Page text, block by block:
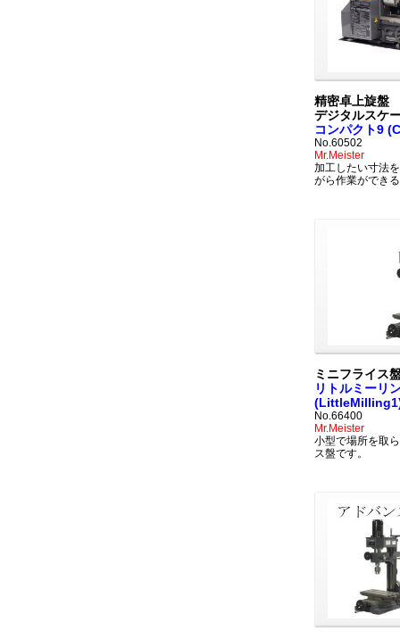
精密卓上旋盤
デジタルスケ
コンパクト9
No.60502
Mr.Meister
加工したい寸法
がら作業ができ
ミニフライス
リトルミーリ
No.66400
Mr.Meister
小型で場所を取
ス盤です。